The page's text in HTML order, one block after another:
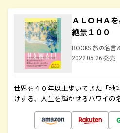
ＡＬＯＨＡ
絶景１００
BOOKS 旅の名言
2022.05.26 発売
世界を４０年以上歩いてきた「地
けする、人生を輝かせるハワイの